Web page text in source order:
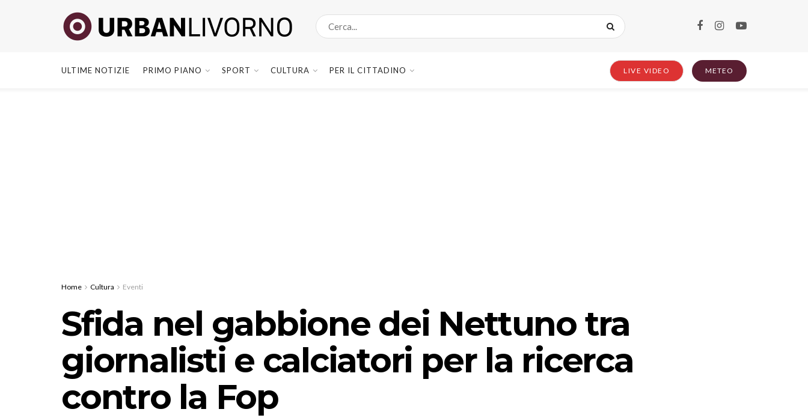
ULTIME NOTIZIE PRIMO PIANO SPORT CULTURA PER IL CITTADINO LIVE VIDEO METEO
Home Cultura Eventi
Sfida nel gabbione dei Nettuno tra
giornalisti e calciatori per la ricerca
contro la Fop